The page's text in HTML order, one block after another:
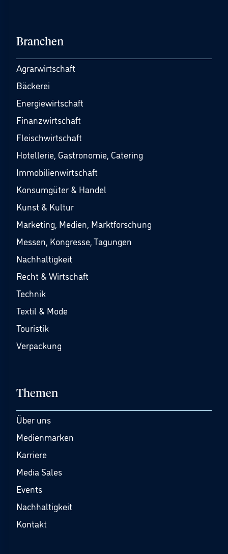
Branchen
Agrarwirtschaft
Bäckerei
Energiewirtschaft
Finanzwirtschaft
Fleischwirtschaft
Hotellerie, Gastronomie, Catering
Immobilienwirtschaft
Konsumgüter & Handel
Kunst & Kultur
Marketing, Medien, Marktforschung
Messen, Kongresse, Tagungen
Nachhaltigkeit
Recht & Wirtschaft
Technik
Textil & Mode
Touristik
Verpackung
Themen
Über uns
Medienmarken
Karriere
Media Sales
Events
Nachhaltigkeit
Kontakt